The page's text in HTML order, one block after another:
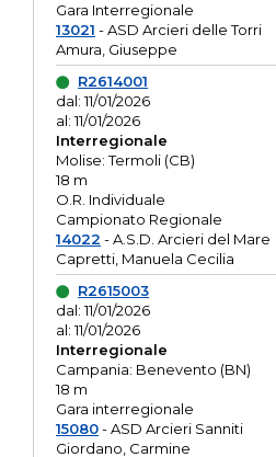
Gara Interregionale
13021 - ASD Arcieri delle Torri
Amura, Giuseppe
R2614001
dal: 11/01/2026
al: 11/01/2026
Interregionale
Molise: Termoli (CB)
18 m
O.R. Individuale
Campionato Regionale
14022 - A.S.D. Arcieri del Mare
Capretti, Manuela Cecilia
R2615003
dal: 11/01/2026
al: 11/01/2026
Interregionale
Campania: Benevento (BN)
18 m
Gara interregionale
15080- ASD Arcieri Sanniti
Giordano, Carmine